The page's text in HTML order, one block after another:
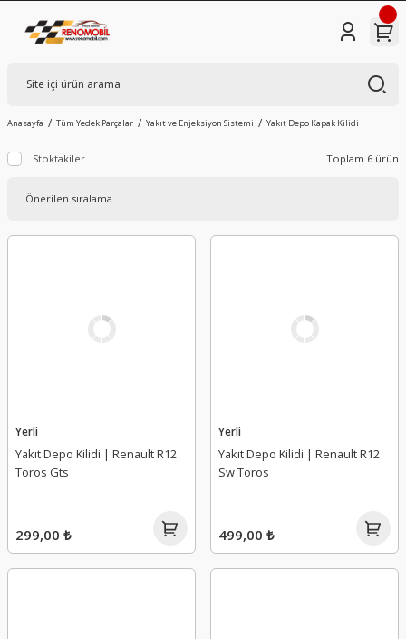
Anasayfa Tüm Yedek Parçalar Yakıt ve Enjeksiyon Sistemi Yakıt Depo Kapak Kilidi
Stoktakiler Toplam 6 ürün
Yerli
Yakıt Depo Kilidi | Renault R12
Toros Gts
299,00 ₺
Yerli
Yakıt Depo Kilidi | Renault R12
Sw Toros
499,00 ₺